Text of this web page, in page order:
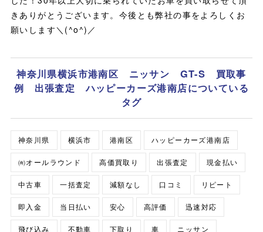
きありがとうございます。今後とも弊社の事をよろしくお
願いします＼(^o^)／
神奈川県横浜市港南区 ニッサン GT-S 買取事
例 出張査定 ハッピーカーズ港南店についている
タグ
神奈川県 横浜市 港南区 ハッピーカーズ港南店
㈲オールラウンド 高価買取り 出張査定 現金払い
中古車 一括査定 減額なし 口コミ リピート
即入金 当日払い 安心 高評価 迅速対応
飛び込み 不動車 下取り 車 ニッサン